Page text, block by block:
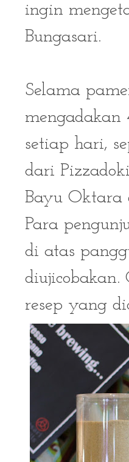
ingin
Bungasari.
Selama
mengadakan
setiap hari,
dari
Bayu Oktara
Para
di atas
diujicobakan.
resep yang